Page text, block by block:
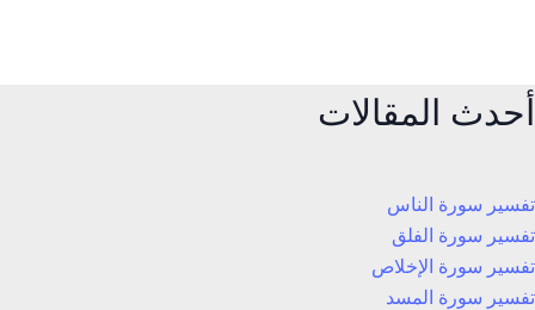
أحدث المقالات
تفسير سورة الناس
تفسير سورة الفلق
تفسير سورة الإخلاص
تفسير سورة المسد